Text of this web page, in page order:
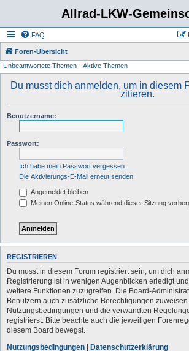
Allrad-LKW-
FAQ
Foren-Übersicht
Unbeantwortete Themen Aktive Themen
Du musst dich anmelden, um in diesem
zitieren.
Benutzername:
Passwort:
Ich habe mein Passwort vergessen
Die Aktivierungs-E-Mail erneut senden
Angemeldet bleiben
Meinen Online-Status während dieser Sitzung
REGISTRIEREN
Du musst in diesem Forum registriert sein, um dich
Registrierung ist in wenigen Augenblicken erledigt
weitere Funktionen zuzugreifen. Die Board-
Benutzern auch zusätzliche Berechtigungen
Nutzungsbedingungen und die verwandten
registrierst. Bitte beachte auch die jeweiligen
diesem Board bewegst.
Nutzungsbedingungen | Datenschutzerklärung